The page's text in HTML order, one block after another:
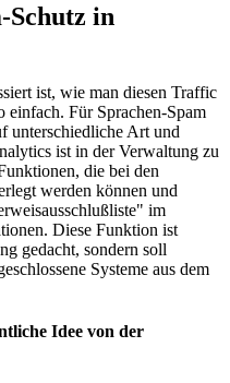
Schutz in
ist, wie man diesen Traffic
einfach. Für Sprachen-Spam
unterschiedliche Art und
ist in der Verwaltung zu
die bei den
werden können und
im
Diese Funktion ist
gedacht, sondern soll
Systeme aus dem
Idee von der